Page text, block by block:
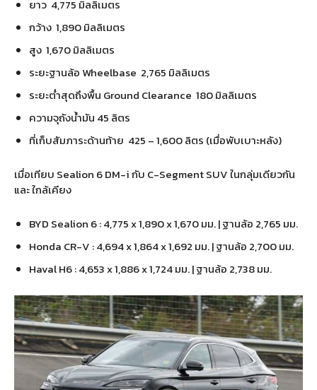
ยาว 4,775 มิลลิเมตร
กว้าง 1,890 มิลลิเมตร
สูง 1,670 มิลลิเมตร
ระยะฐานล้อ Wheelbase 2,765 มิลลิเมตร
ระยะต่ำสุดถึงพื้น Ground Clearance 180 มิลลิเมตร
ความจุถังน้ำมัน 45 ลิตร
ที่เก็บสัมภาระด้านท้าย 425 – 1,600 ลิตร (เมื่อพับเบาะหลัง)
เมื่อเทียบ Sealion 6 DM-i กับ C-Segment SUV ในกลุ่มเดียวกัน
และ ใกล้เคียง
BYD Sealion 6 : 4,775 x 1,890 x 1,670 มม. | ฐานล้อ 2,765 มม.
Honda CR-V : 4,694 x 1,864 x 1,692 มม. | ฐานล้อ 2,700 มม.
Haval H6 : 4,653 x 1,886 x 1,724 มม. | ฐานล้อ 2,738 มม.